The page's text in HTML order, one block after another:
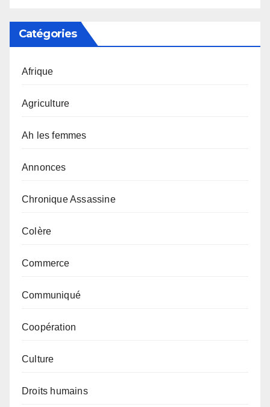
Catégories
Afrique
Agriculture
Ah les femmes
Annonces
Chronique Assassine
Colère
Commerce
Communiqué
Coopération
Culture
Droits humains